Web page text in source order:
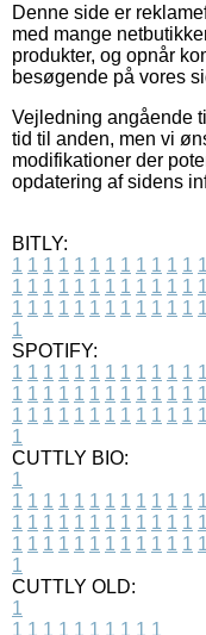
Denne side er
med mange
produkter, og opnår
besøgende på vores
Vejledning angående
tid til anden, men vi
modifikationer der
opdatering af sidens
BITLY:
1 1 1 1 1 1 1 1 1 1 1 1 1
1 1 1 1 1 1 1 1 1 1 1 1 1
1 1 1 1 1 1 1 1 1 1 1 1 1
1
SPOTIFY:
1 1 1 1 1 1 1 1 1 1 1 1 1
1 1 1 1 1 1 1 1 1 1 1 1 1
1 1 1 1 1 1 1 1 1 1 1 1 1
1
CUTTLY BIO:
1
1 1 1 1 1 1 1 1 1 1 1 1 1
1 1 1 1 1 1 1 1 1 1 1 1 1
1 1 1 1 1 1 1 1 1 1 1 1 1
1
CUTTLY OLD:
1
1 1 1 1 1 1 1 1 1 1